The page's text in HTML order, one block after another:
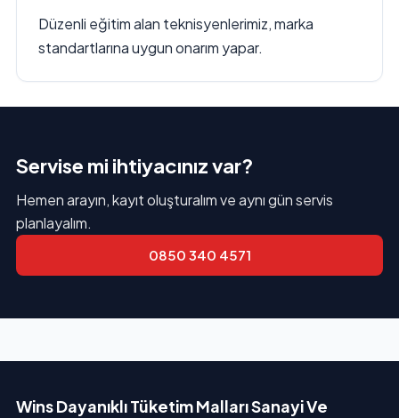
Düzenli eğitim alan teknisyenlerimiz, marka
standartlarına uygun onarım yapar.
Servise mi ihtiyacınız var?
Hemen arayın, kayıt oluşturalım ve aynı gün servis
planlayalım.
0850 340 4571
Wins Dayanıklı Tüketim Malları Sanayi Ve